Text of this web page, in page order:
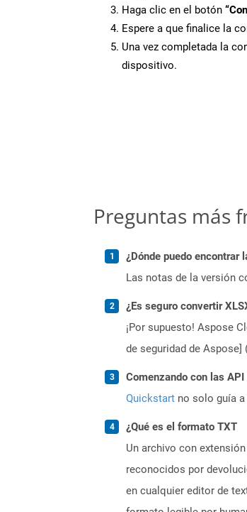
Haga clic en el botón
Espere a que finalice la
Una vez completada la
dispositivo.
Preguntas más
¿Dónde puedo encontrar
Las notas de la versión
¿Es seguro convertir
¡Por supuesto! Aspose
de seguridad de
Comenzando con las
Quickstart no solo guía
¿Qué es el formato TXT
Un archivo con
reconocidos por
en cualquier editor de